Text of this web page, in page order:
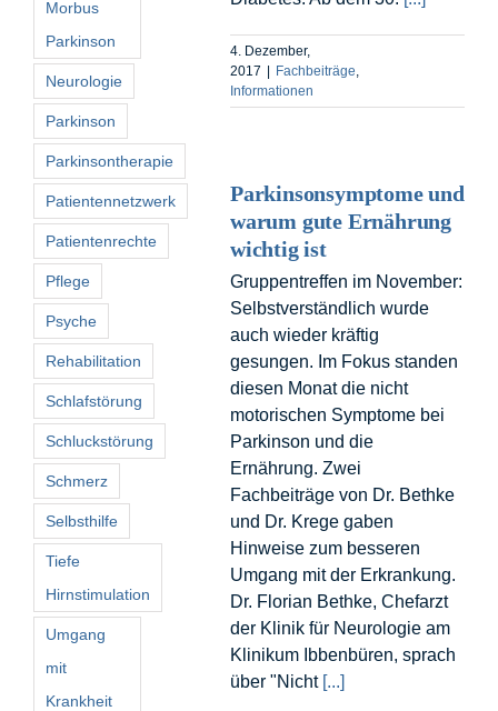
4. Dezember,
2017
Fachbeiträge,
Informationen
Parkinsonsymptome und
warum gute Ernährung
wichtig ist
Gruppentreffen im November:
Selbstverständlich wurde
auch wieder kräftig
gesungen. Im Fokus standen
diesen Monat die nicht
motorischen Symptome bei
Parkinson und die
Ernährung. Zwei
Fachbeiträge von Dr. Bethke
und Dr. Krege gaben
Hinweise zum besseren
Umgang mit der Erkrankung.
Dr. Florian Bethke, Chefarzt
der Klinik für Neurologie am
Klinikum Ibbenbüren, sprach
über "Nicht [...]
Morbus
Parkinson
Neurologie
Parkinson
Parkinsontherapie
Patientennetzwerk
Patientenrechte
Pflege
Psyche
Rehabilitation
Schlafstörung
Schluckstörung
Schmerz
Selbsthilfe
Tiefe
Hirnstimulation
Umgang
mit
Krankheit